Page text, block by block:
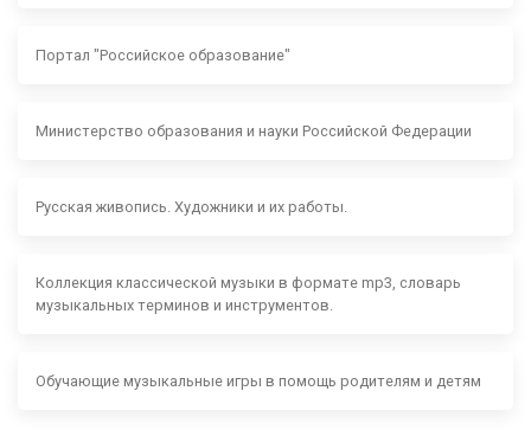
Портал "Российское образование"
Министерство образования и науки Российской Федерации
Русская живопись. Художники и их работы.
Коллекция классической музыки в формате mp3, словарь
музыкальных терминов и инструментов.
Обучающие музыкальные игры в помощь родителям и детям